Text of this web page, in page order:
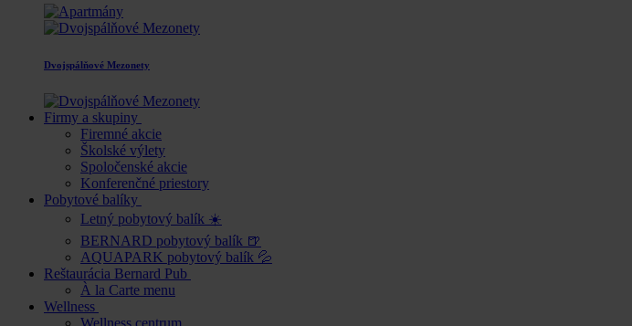
Dvojspálňové Mezonety
Firmy a skupiny
Firemné akcie
Školské výlety
Spoločenské akcie
Konferenčné priestory
Pobytové balíky
Letný pobytový balík ☀️
BERNARD pobytový balík 🍺
AQUAPARK pobytový balík 💦
Reštaurácia Bernard Pub
À la Carte menu
Wellness
Wellness centrum